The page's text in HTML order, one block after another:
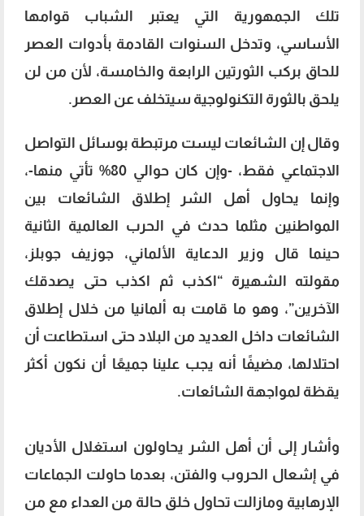
تلك الجمهورية التي يعتبر الشباب قوامها
الأساسي، وتدخل السنوات القادمة بأدوات العصر
للحاق بركب الثورتين الرابعة والخامسة، لأن من لن
يلحق بالثورة التكنولوجية سيتخلف عن العصر.
وقال إن الشائعات ليست مرتبطة بوسائل التواصل
الاجتماعي فقط، -وإن كان حوالي 80% تأتي منها-،
وإنما يحاول أهل الشر إطلاق الشائعات بين
المواطنين مثلما حدث في الحرب العالمية الثانية
حينما قال وزير الدعاية الألماني، جوزيف جوبلز،
مقولته الشهيرة “اكذب ثم اكذب حتى يصدقك
الآخرين”، وهو ما قامت به ألمانيا من خلال إطلاق
الشائعات داخل العديد من البلاد حتى استطاعت أن
احتلالها، مضيفًا أنه يجب علينا جميعًا أن نكون أكثر
يقظة لمواجهة الشائعات.
وأشار إلى أن أهل الشر يحاولون استغلال الأديان
في إشعال الحروب والفتن، بعدما حاولت الجماعات
الإرهابية ومازالت تحاول خلق حالة من العداء مع من